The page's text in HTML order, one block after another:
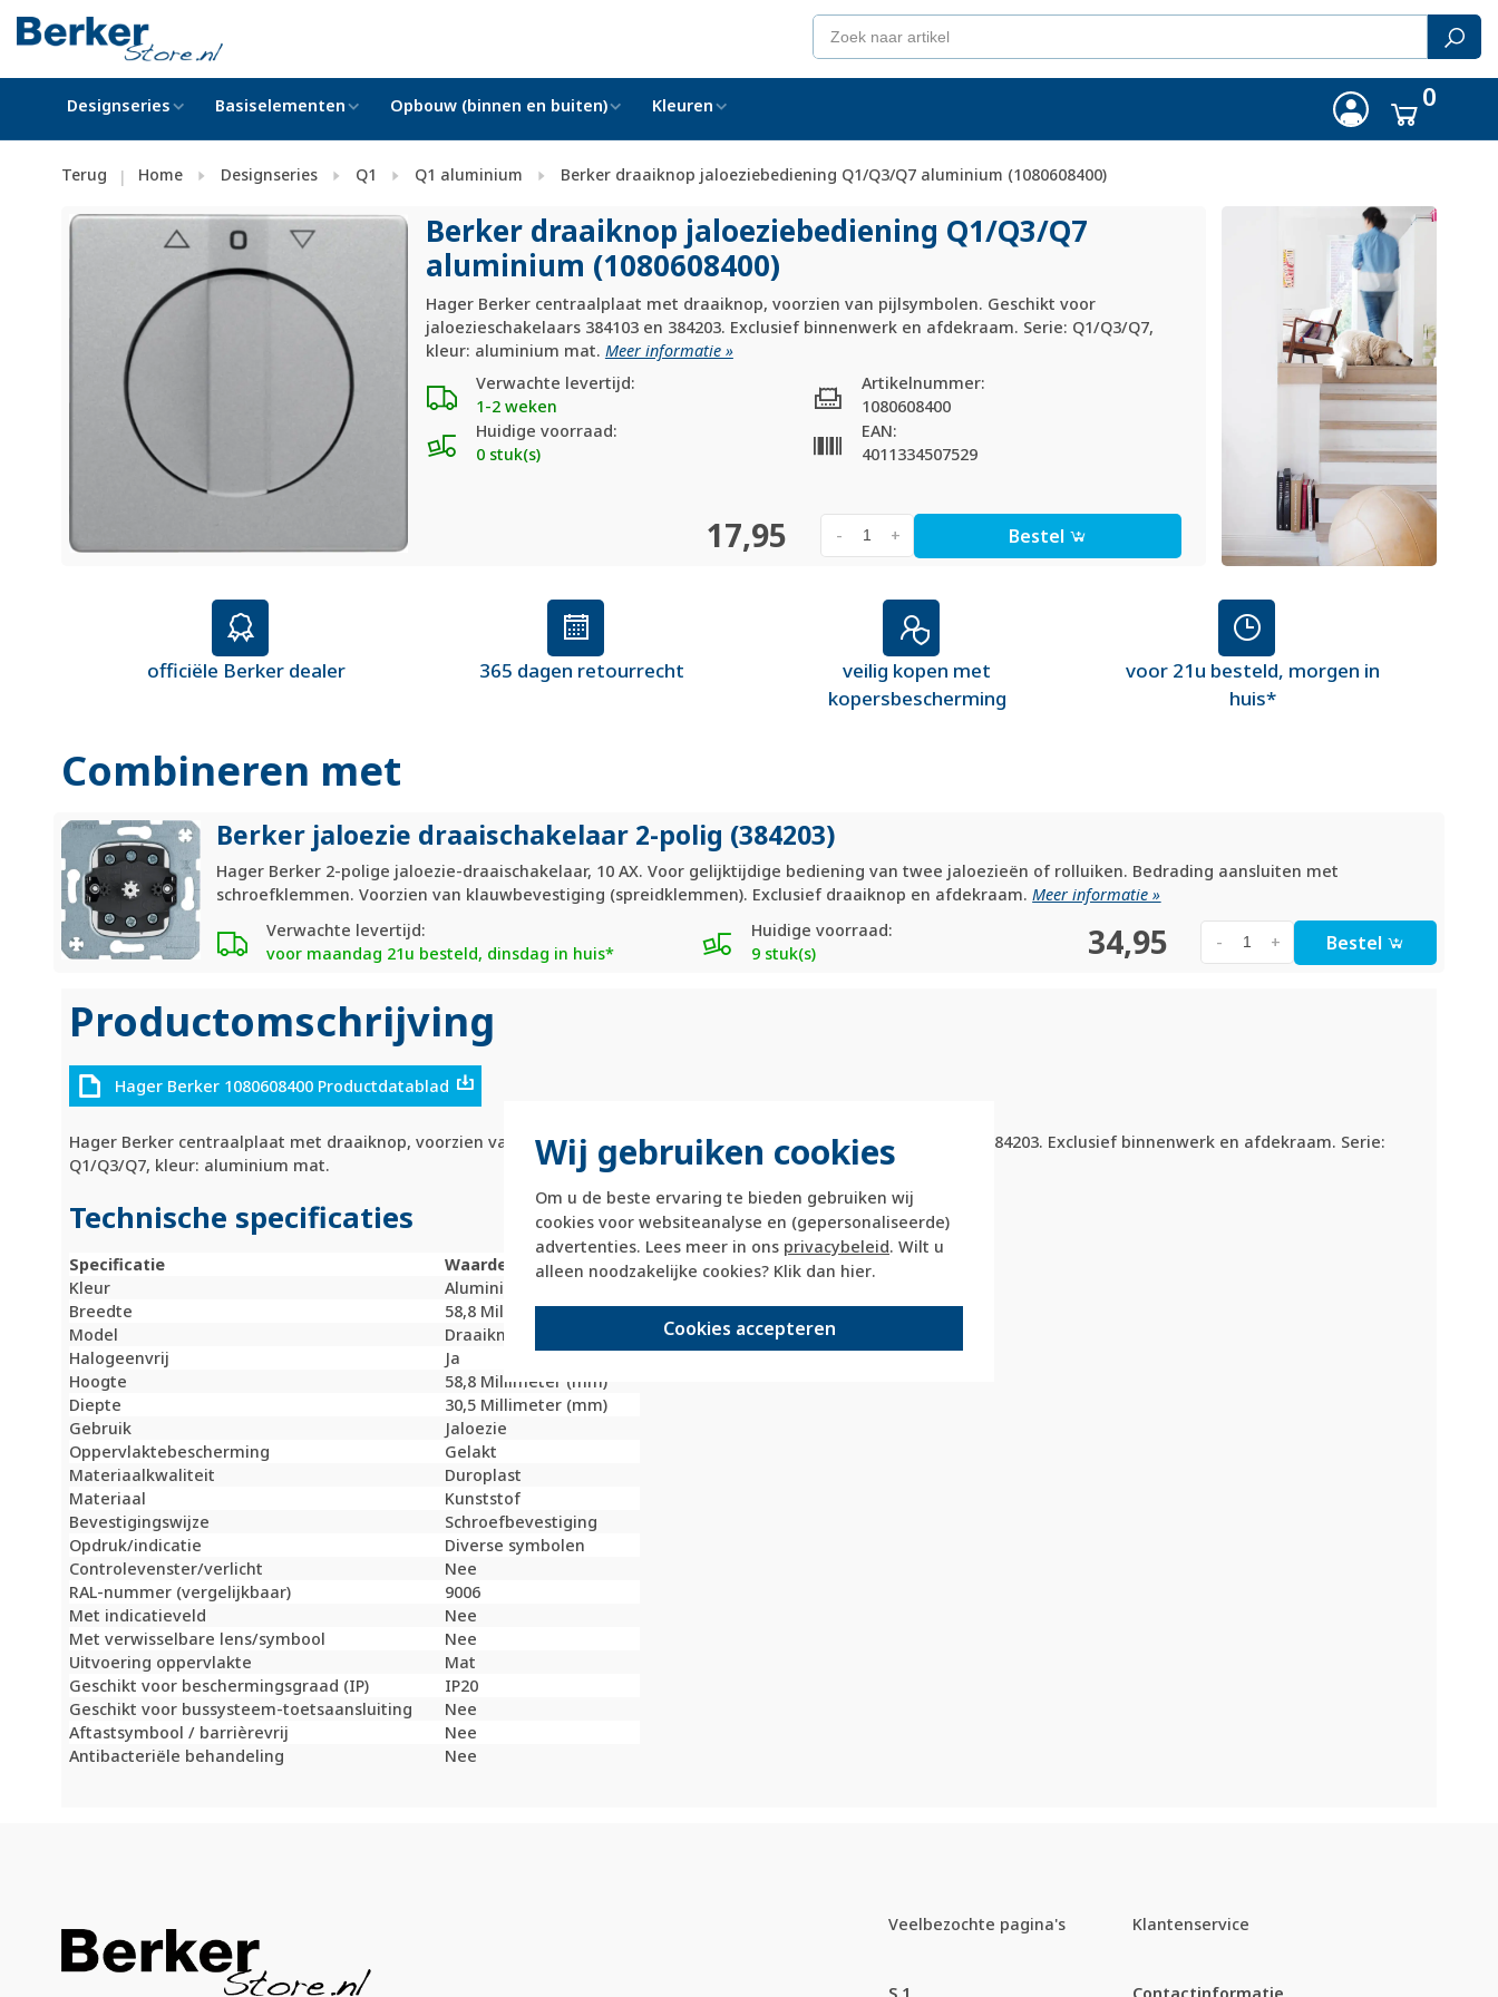
Wij gebruiken cookies
Om u de beste ervaring te bieden gebruiken wij
cookies voor websiteanalyse en (gepersonaliseerde)
advertenties. Lees meer in ons privacybeleid. Wilt u
alleen noodzakelijke cookies? Klik dan hier.
Cookies accepteren
Designseries Basiselementen Opbouw (binnen en buiten) Kleuren 0
Terug | Home Designseries Q1 Q1 aluminium Berker draaiknop jaloeziebediening Q1/Q3/Q7 aluminium (1080608400)
Berker draaiknop jaloeziebediening Q1/Q3/Q7
aluminium (1080608400)
Hager Berker centraalplaat met draaiknop, voorzien van pijlsymbolen. Geschikt voor
jaloezieschakelaars 384103 en 384203. Exclusief binnenwerk en afdekraam. Serie: Q1/Q3/Q7,
kleur: aluminium mat. Meer informatie »
Verwachte levertijd:
1-2 weken
Huidige voorraad:
0 stuk(s)
Artikelnummer:
1080608400
EAN:
4011334507529
17,95 +
- Bestel
officiële Berker dealer 365 dagen retourrecht
veilig kopen met
kopersbescherming
voor 21u besteld, morgen in
huis*
Combineren met
Berker jaloezie draaischakelaar 2-polig (384203)
Hager Berker 2-polige jaloezie-draaischakelaar, 10 AX. Voor gelijktijdige bediening van twee jaloezieën of rolluiken. Bedrading aansluiten met
schroefklemmen. Voorzien van klauwbevestiging (spreidklemmen). Exclusief draaiknop en afdekraam.Meer informatie »
Verwachte levertijd:
voor maandag 21u besteld, dinsdag in huis*
Huidige voorraad:
9 stuk(s)
34,95 +
- Bestel
Productomschrijving
Hager Berker 1080608400 Productdatablad
Hager Berker centraalplaat met draaiknop, voorzien van pijlsymbolen. Geschikt voor jaloezieschakelaars 384103 en 384203. Exclusief binnenwerk en afdekraam. Serie:
Q1/Q3/Q7, kleur: aluminium mat.
Technische specificaties
Specificatie
Waarde
Kleur
Aluminium
Breedte
58,8 Millimeter (mm)
Model
Draaiknop
Halogeenvrij
Ja
Hoogte
58,8 Millimeter (mm)
Diepte
30,5 Millimeter (mm)
Gebruik
Jaloezie
Oppervlaktebescherming
Gelakt
Materiaalkwaliteit
Duroplast
Materiaal
Kunststof
Bevestigingswijze
Schroefbevestiging
Opdruk/indicatie
Diverse symbolen
Controlevenster/verlicht
Nee
RAL-nummer (vergelijkbaar)
9006
Met indicatieveld
Nee
Met verwisselbare lens/symbool
Nee
Uitvoering oppervlakte
Mat
Geschikt voor beschermingsgraad (IP)
IP20
Geschikt voor bussysteem-toetsaansluiting
Nee
Aftastsymbool / barrièrevrij
Nee
Antibacteriële behandeling
Nee
Veelbezochte pagina's Klantenservice